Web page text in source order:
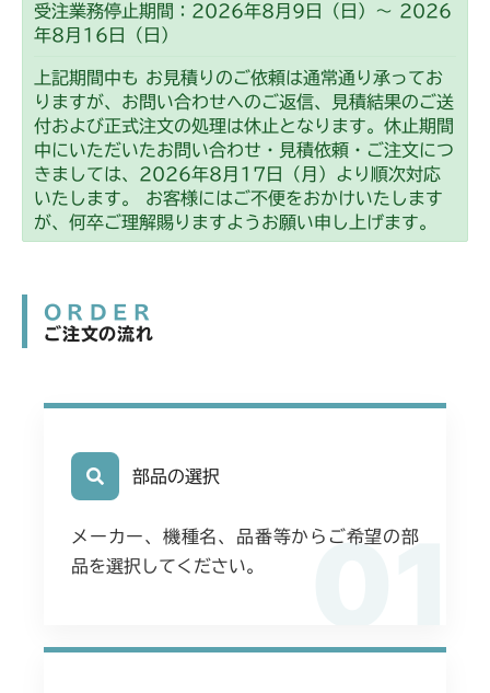
ミッション FIG2 第2軸
CMX2504
ミッション FIG2 第2軸
CMX2506RC
ミッション FIG2 第2軸
CMX2506YC/YCV/YCS
ミッション FIG2 第2軸
CMX2508YC/YCS
受注業務停止期間：2026年8月9日（日）～ 2026
年8月16日（日）
上記期間中も お見積りのご依頼は通常通り承ってお
りますが、お問い合わせへのご返信、見積結果のご送
付および正式注文の処理は休止となります。休止期間
中にいただいたお問い合わせ・見積依頼・ご注文につ
きましては、2026年8月17日（月）より順次対応
いたします。 お客様にはご不便をおかけいたします
が、何卒ご理解賜りますようお願い申し上げます。
ORDER
ご注文の流れ
01
部品の選択
メーカー、機種名、品番等からご希望の部
品を選択してください。